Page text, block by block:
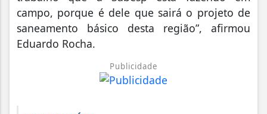
campo, porque é dele que sairá o projeto de
saneamento básico desta região”, afirmou
Eduardo Rocha.
Publicidade